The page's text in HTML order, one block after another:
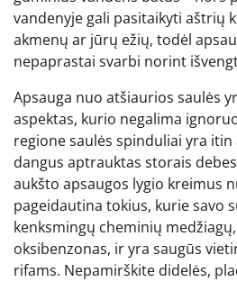
vandenyje gali pasitaikyti aštrių
akmenų ar jūrų ežių, todėl
nepaprastai svarbi norint
Apsauga nuo atšiaurios saulės
aspektas, kurio negalima
regione saulės spinduliai yra
dangus aptrauktas storais
aukšto apsaugos lygio kreimus
pageidautina tokius, kurie savo
kenksmingų cheminių
oksibenzonas, ir yra saugūs
rifams. Nepamirškite didelės,